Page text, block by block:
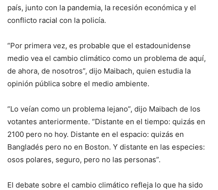
país, junto con la pandemia, la recesión económica y el
conflicto racial con la policía.
“Por primera vez, es probable que el estadounidense
medio vea el cambio climático como un problema de aquí,
de ahora, de nosotros”, dijo Maibach, quien estudia la
opinión pública sobre el medio ambiente.
“Lo veían como un problema lejano”, dijo Maibach de los
votantes anteriormente. “Distante en el tiempo: quizás en
2100 pero no hoy. Distante en el espacio: quizás en
Bangladés pero no en Boston. Y distante en las especies:
osos polares, seguro, pero no las personas”.
El debate sobre el cambio climático refleja lo que ha sido